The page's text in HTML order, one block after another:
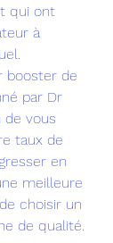
qui ont
à
booster de
par Dr
de vous
taux de
en
meilleure
choisir un
de qualité.